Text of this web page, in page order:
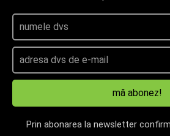
mă abonez!
Prin abonarea la newsletter